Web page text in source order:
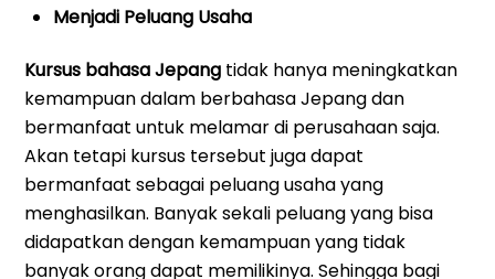
Menjadi Peluang Usaha
Kursus bahasa Jepang tidak hanya meningkatkan
kemampuan dalam berbahasa Jepang dan
bermanfaat untuk melamar di perusahaan saja.
Akan tetapi kursus tersebut juga dapat
bermanfaat sebagai peluang usaha yang
menghasilkan. Banyak sekali peluang yang bisa
didapatkan dengan kemampuan yang tidak
banyak orang dapat memilikinya. Sehingga bagi